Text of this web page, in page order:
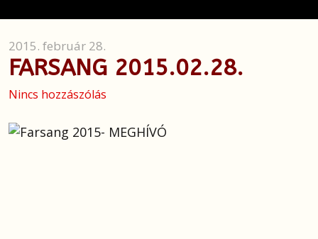
2015. február 28.
FARSANG 2015.02.28.
Nincs hozzászólás